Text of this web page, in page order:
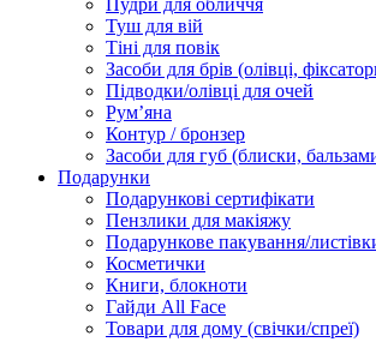
Пудри для обличчя
Туш для вій
Тіні для повік
Засоби для брів (олівці,
Підводки/олівці для очей
Румʼяна
Контур / бронзер
Засоби для губ (блиски,
Подарунки
Подарункові сертифікати
Пензлики для макіяжу
Подарункове пакування/
Косметички
Книги, блокноти
Гайди All Face
Товари для дому (свічки/спреї)